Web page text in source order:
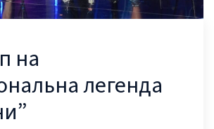
на
легенда